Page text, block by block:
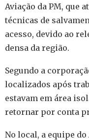
Aviação da PM, que
técnicas de
acesso, devido ao
densa da região.
Segundo a
localizados após
estavam em área
retornar por conta
No local, a equipe